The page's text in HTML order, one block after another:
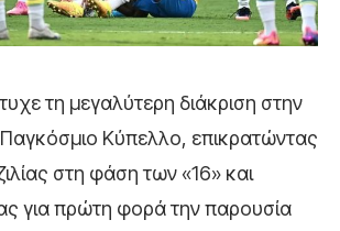
τη μεγαλύτερη διάκριση στην
Παγκόσμιο Κύπελλο, επικρατώντας
στη φάση των «16» και
για πρώτη φορά την παρουσία